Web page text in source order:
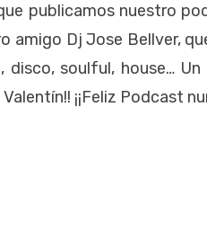
publicamos nuestro
amigo Dj Jose Bellver,
soulful, house… Un
¡¡Feliz Podcast